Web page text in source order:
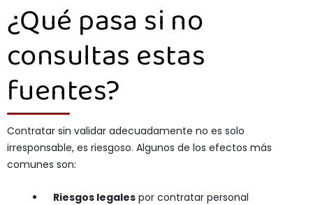
¿Qué pasa si no
consultas estas
fuentes?
Contratar sin validar adecuadamente no es solo
irresponsable, es riesgoso. Algunos de los efectos más
comunes son:
Riesgos legales por contratar personal